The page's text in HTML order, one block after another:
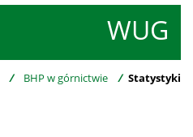
WUG
/ BHP w górnictwie / Statystyki